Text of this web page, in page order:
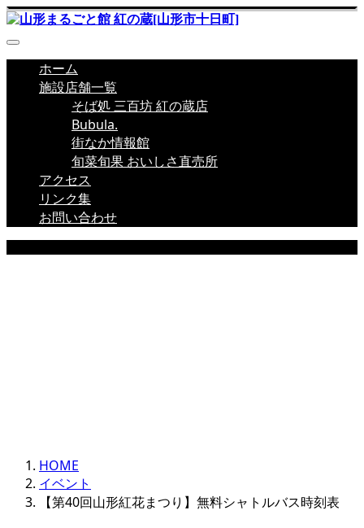
ホーム
施設店舗一覧
そば処 三百坊 紅の蔵店
Bubula.
街なか情報館
旬菜旬果 おいしさ直売所
アクセス
リンク集
お問い合わせ
HOME
イベント
【第40回山形紅花まつり】無料シャトルバス時刻表